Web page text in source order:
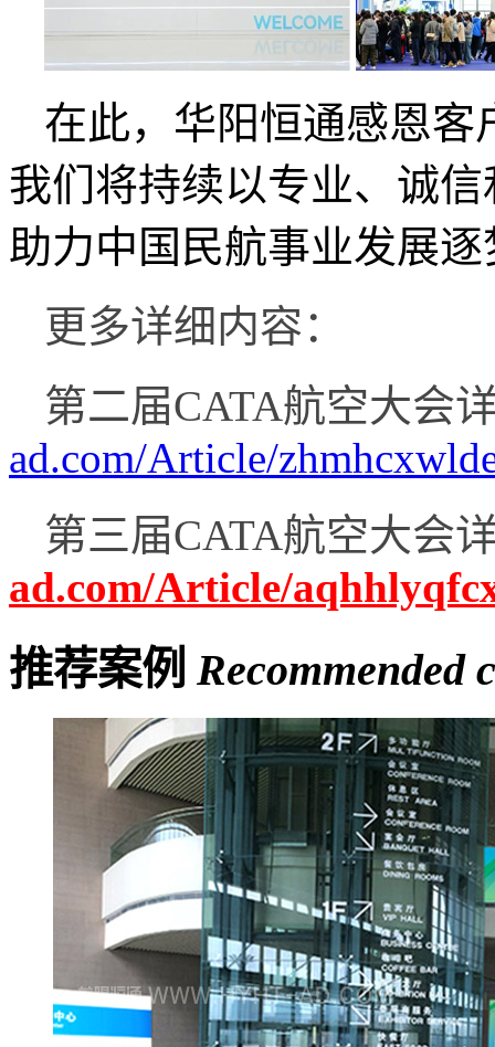
在此，华阳恒通感恩客
我们将持续以专业、诚
助力中国民航事业发展
更多详细内容：
第二届CATA航空大会
ad.com/Article/
第三届CATA航空大会
ad.com/Article/
推荐案例 Recommended